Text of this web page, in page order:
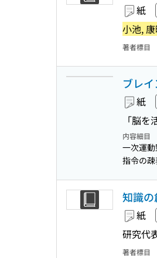
紙
小池,
著者標目
ブレ
紙
「脳
内容細目
一次運
指令の
知識
紙
研究代
著者標目